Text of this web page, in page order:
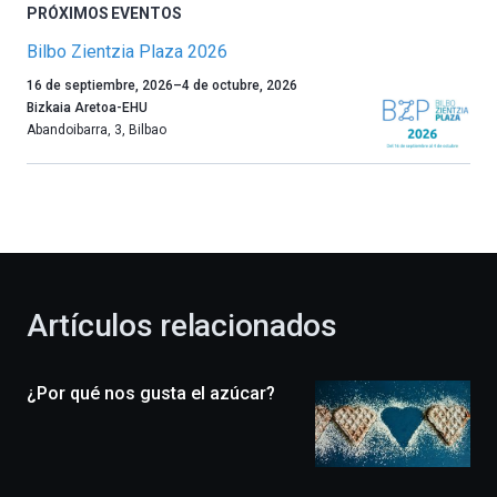
PRÓXIMOS EVENTOS
Bilbo Zientzia Plaza 2026
Un
año
más,
celebración
novena
16 de septiembre, 2026–4 de octubre, 2026
Bizkaia Aretoa-EHU
Abandoibarra, 3 Bilbao
Artículos relacionados
¿Por qué nos gusta el azúcar?